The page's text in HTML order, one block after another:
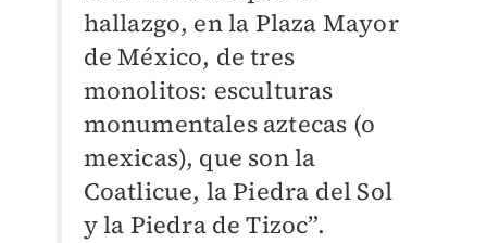
hallazgo, en la Plaza Mayor
de México, de tres
monolitos: esculturas
monumentales aztecas (o
mexicas), que son la
Coatlicue, la Piedra del Sol
y la Piedra de Tizoc”.